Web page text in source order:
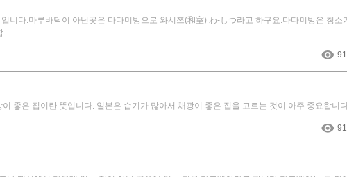
니다.마루바닥이 아닌곳은 다다미방으로 와시쯔(和室) わ-しつ라고 하구요.다다미방은 청소
...
좋은 집이란 뜻입니다. 일본은 습기가 많아서 채광이 좋은 집을 고르는 것이 아주 중요합니